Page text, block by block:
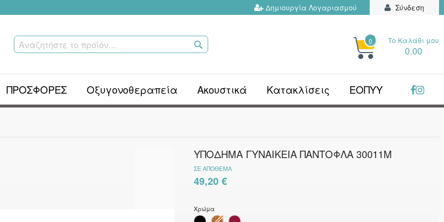
Σύνδεση
Δημιουργία Λογαριασμού
Το Kαλάθι μου
0.00
0
ΠΡΟΣΦΟΡΕΣ Οξυγονοθεραπεία Ακουστικά Κατακλίσεις ΕΟΠΥΥ
ΥΠΟΔΗΜΑ ΓΥΝΑΙΚΕΙΑ ΠΑΝΤΟΦΛΑ 30011Μ
ΣΕ ΑΠΌΘΕΜΑ
49,20 €
Χρώμα